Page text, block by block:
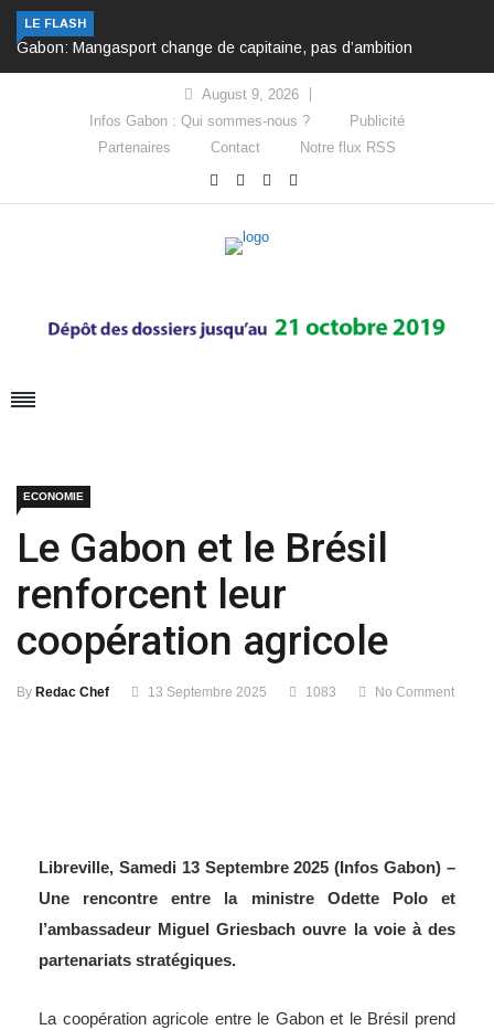
LE FLASH
Gabon: Mangasport change de capitaine, pas d’ambition
August 9, 2026
Infos Gabon : Qui sommes-nous ?
Publicité
Partenaires
Contact Notre flux RSS
ECONOMIE
Le Gabon et le Brésil
renforcent leur
coopération agricole
By Redac Chef 13 Septembre 2025 1083 No Comment
Libreville, Samedi 13 Septembre 2025 (Infos Gabon) –
Une rencontre entre la ministre Odette Polo et
l’ambassadeur Miguel Griesbach ouvre la voie à des
partenariats stratégiques.
La coopération agricole entre le Gabon et le Brésil prend